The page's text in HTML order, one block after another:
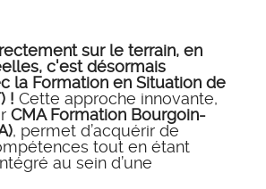
sur le terrain, en
c'est désormais
la Formation en Situation de
! Cette approche innovante,
CMA Formation Bourgoin-
, permet d’acquérir de
tout en étant
au sein d’une